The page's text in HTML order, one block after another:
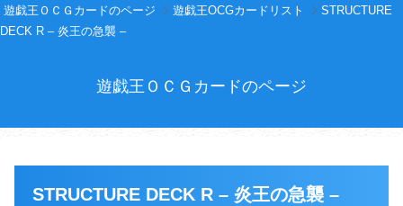
遊戯王ＯＣＧカードのページ 遊戯王OCGカードリスト
STRUCTURE
DECK R – 炎王の急襲 –
遊戯王ＯＣＧカードのページ
STRUCTURE DECK R – 炎王の急襲 –